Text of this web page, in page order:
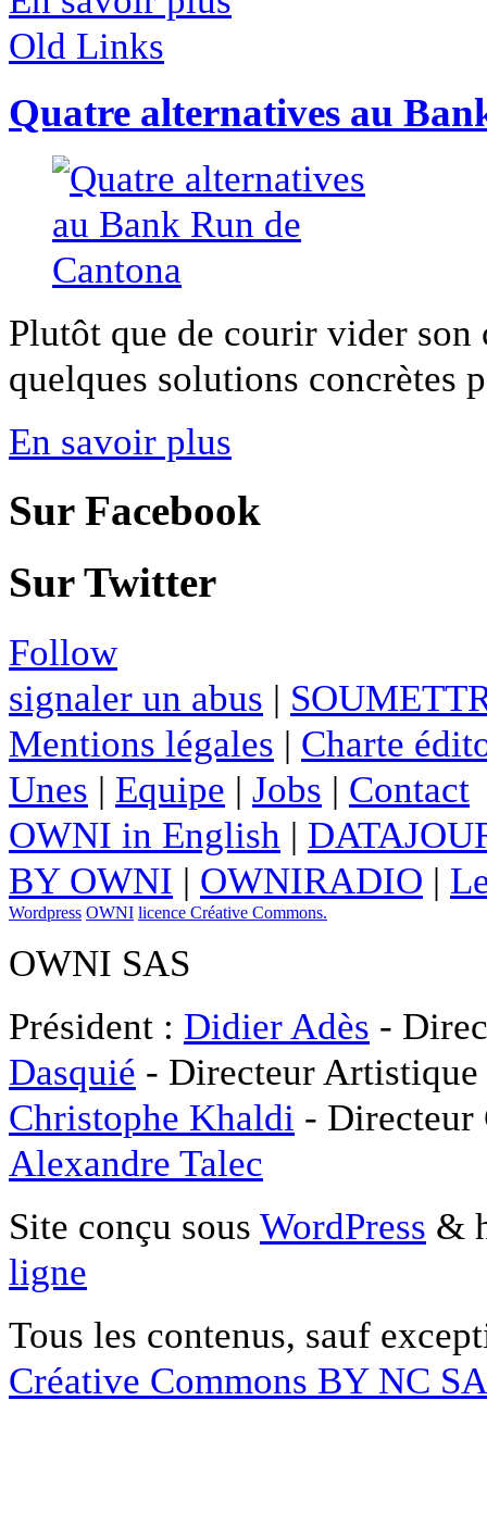
Old Links
Quatre alternatives au
Plutôt que de courir vider
quelques solutions concrètes
En savoir plus
Sur Facebook
Sur Twitter
Follow
signaler un abus |
Mentions légales | Charte
Unes | Equipe | Jobs | Contact
OWNI in English |
BY OWNI | OWNIRADIO |
Wordpress OWNI licence Créative Commons.
OWNI SAS
Président : Didier Adès -
Dasquié - Directeur
Christophe Khaldi -
Alexandre Talec
Site conçu sous WordPress &
ligne
Tous les contenus, sauf
Créative Commons BY NC SA